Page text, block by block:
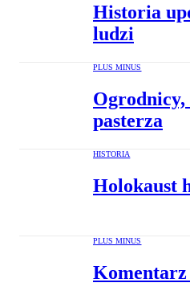
Historia
ludzi
PLUS MINUS
pasterza
HISTORIA
Holokaust
PLUS MINUS